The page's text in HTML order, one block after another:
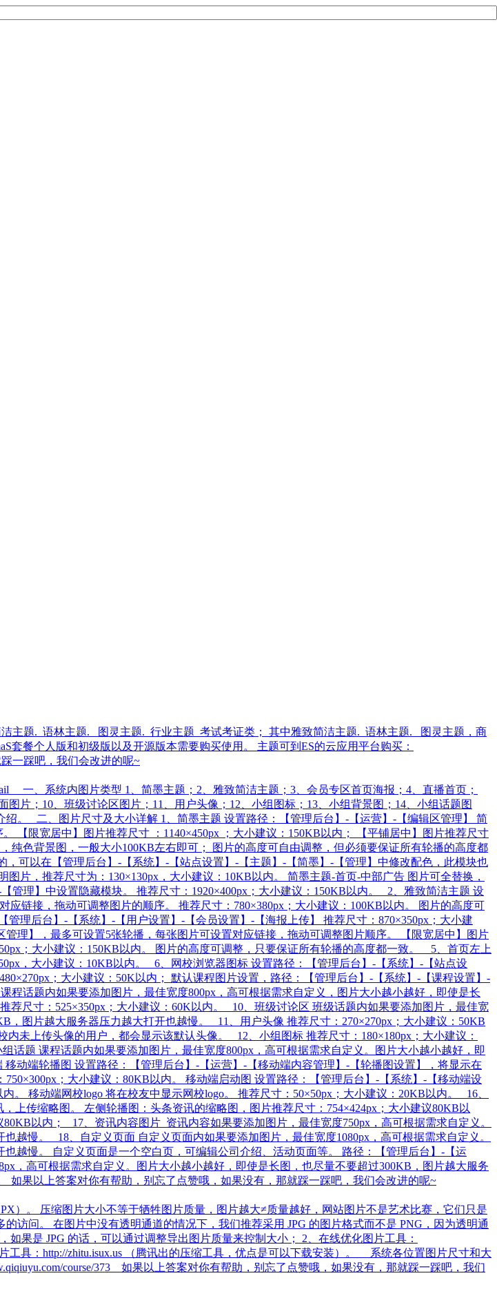
主题. 语林主题. 图灵主题. 行业主题_考试考证类； 其中雅致简洁主题. 语林主题. 图灵主题，商
套餐个人版和初级版以及开源版本需要购买使用。 主题可到ES的云应用平台购买：
一踩吧，我们会改进的呢~
一、系统内图片类型 1、简墨主题；2、雅致简洁主题；3、会员专区首页海报；4、直播首页；
片；10、班级讨论区图片；11、用户头像；12、小组图标；13、小组背景图；14、小组话题图
。 二、图片尺寸及大小详解 1、简墨主题 设置路径：【管理后台】-【运营】-【编辑区管理】 简
【限宽居中】图片推荐尺寸 ：1140×450px ；大小建议：150KB以内； 【平铺居中】图片推荐尺寸
纯色背景图，一般大小100KB左右即可； 图片的高度可自由调整，但必须要保证所有轮播的高度都
可以在【管理后台】-【系统】-【站点设置】-【主题】-【简墨】-【管理】中修改配色，此模块也
片，推荐尺寸为：130×130px，大小建议：10KB以内。 简墨主题-首页-中部广告 图片可全替换，
理】中设置隐藏模块。 推荐尺寸：1920×400px；大小建议：150KB以内。 2、雅致简洁主题 设
链接，拖动可调整图片的顺序。 推荐尺寸：780×380px；大小建议：100KB以内。 图片的高度可
理后台】-【系统】-【用户设置】-【会员设置】-【海报上传】 推荐尺寸：870×350px；大小建
理】，最多可设置5张轮播，每张图片可设置对应链接，拖动可调整图片顺序。 【限宽居中】图片
；大小建议：150KB以内。 图片的高度可调整，只要保证所有轮播的高度都一致。 5、首页左上
，大小建议：10KB以内。 6、网校浏览器图标 设置路径：【管理后台】-【系统】-【站点设
；大小建议：50K以内； 默认课程图片设置，路径：【管理后台】-【系统】-【课程设置】-
话题内如果要添加图片，最佳宽度800px，高可根据需求自定义，图片大小越小越好，即使是长
尺寸：525×350px；大小建议：60K以内。 10、班级讨论区 班级话题内如果要添加图片，最佳宽
，图片越大服务器压力越大打开也越慢。 11、用户头像 推荐尺寸：270×270px；大小建议：50KB
未上传头像的用户，都会显示该默认头像。 12、小组图标 推荐尺寸：180×180px；大小建议：
题 课程话题内如果要添加图片，最佳宽度800px，高可根据需求自定义。图片大小越小越好，即
动端轮播图 设置路径：【管理后台】-【运营】-【移动端内容管理】-【轮播图设置】，将显示在
；大小建议：80KB以内。 移动端启动图 设置路径：【管理后台】-【系统】-【移动端设
。 移动端网校logo 将在校友中显示网校logo。 推荐尺寸：50×50px；大小建议：20KB以内。 16、
上传缩略图。 左侧轮播图：头条资讯的缩略图，图片推荐尺寸：754×424px；大小建议80KB以
以内； 17、资讯内容图片 资讯内容如果要添加图片，最佳宽度750px，高可根据需求自定义。
越慢。 18、自定义页面 自定义页面内如果要添加图片，最佳宽度1080px，高可根据需求自定义。
越慢。 自定义页面是一个空白页，可编辑公司介绍、活动页面等。 路径：【管理后台】-【运
，高可根据需求自定义。图片大小越小越好，即使是长图，也尽量不要超过300KB，图片越大服务
果以上答案对你有帮助，别忘了点赞哦，如果没有，那就踩一踩吧，我们会改进的呢~
）。 压缩图片大小不等于牺牲图片质量，图片越大≠质量越好，网站图片不是艺术比赛，它们只是
访问。 在图片中没有透明通道的情况下，我们推荐采用 JPG 的图片格式而不是 PNG，因为透明通
果是 JPG 的话，可以通过调整导出图片质量来控制大小； 2、在线优化图片工具：
工具：http://zhitu.isux.us （腾讯出的压缩工具，优点是可以下载安装）。 系统各位置图片尺寸和大
course/373​ 如果以上答案对你有帮助，别忘了点赞哦，如果没有，那就踩一踩吧，我们